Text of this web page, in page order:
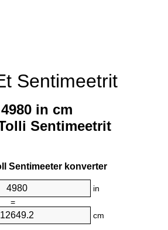
Sentimeetrit
4980 in cm
Sentimeetrit
Sentimeeter konverter
in
=
cm